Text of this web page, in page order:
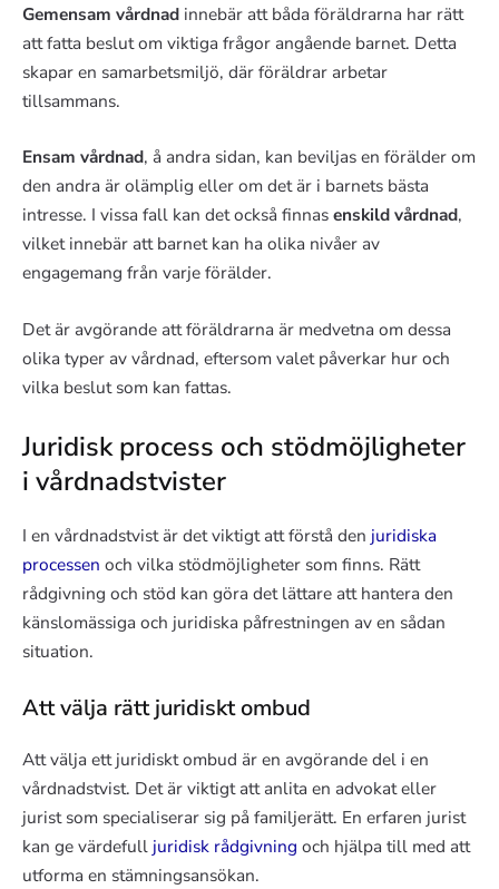
Gemensam vårdnad innebär att båda föräldrarna har rätt
att fatta beslut om viktiga frågor angående barnet. Detta
skapar en samarbetsmiljö, där föräldrar arbetar
tillsammans.
Ensam vårdnad, å andra sidan, kan beviljas en förälder om
den andra är olämplig eller om det är i barnets bästa
intresse. I vissa fall kan det också finnasenskild vårdnad,
vilket innebär att barnet kan ha olika nivåer av
engagemang från varje förälder.
Det är avgörande att föräldrarna är medvetna om dessa
olika typer av vårdnad, eftersom valet påverkar hur och
vilka beslut som kan fattas.
Juridisk process och stödmöjligheter
i vårdnadstvister
I en vårdnadstvist är det viktigt att förstå den juridiska
processen och vilka stödmöjligheter som finns. Rätt
rådgivning och stöd kan göra det lättare att hantera den
känslomässiga och juridiska påfrestningen av en sådan
situation.
Att välja rätt juridiskt ombud
Att välja ett juridiskt ombud är en avgörande del i en
vårdnadstvist. Det är viktigt att anlita en advokat eller
jurist som specialiserar sig på familjerätt. En erfaren jurist
kan ge värdefull juridisk rådgivning och hjälpa till med att
utforma en stämningsansökan.